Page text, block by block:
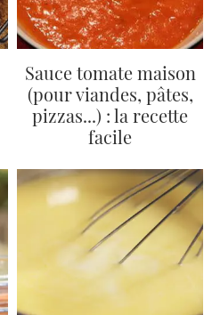
Sauce tomate maison
(pour viandes, pâtes,
pizzas...) : la recette
facile